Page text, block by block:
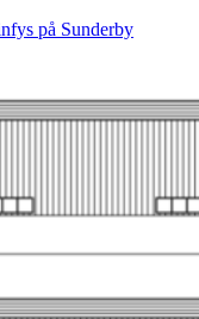
på Sunderby